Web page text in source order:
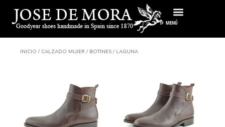
contenido
MENÚ
INICIO / CALZADO MUJER / BOTINES / LAGUNA